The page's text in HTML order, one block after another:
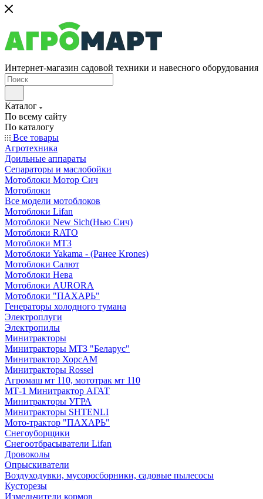
Интернет-магазин садовой техники и навесного оборудования
Каталог
По всему сайту
По каталогу
Все товары
Агротехника
Доильные аппараты
Сепараторы и маслобойки
Мотоблоки Мотор Сич
Мотоблоки
Все модели мотоблоков
Мотоблоки Lifan
Мотоблоки New Sich(Нью Сич)
Мотоблоки RATO
Мотоблоки МТЗ
Мотоблоки Yakama - (Ранее Krones)
Мотоблоки Салют
Мотоблоки Нева
Мотоблоки AURORA
Мотоблоки "ПАХАРЬ"
Генераторы холодного тумана
Электроплуги
Электропилы
Минитракторы
Минитракторы МТЗ "Беларус"
Минитрактор ХорсАМ
Минитракторы Rossel
Агромаш мт 110, мототрак мт 110
МТ-1 Минитрактор АГАТ
Минитракторы УГРА
Минитракторы SHTENLI
Мото-трактор "ПАХАРЬ"
Снегоуборщики
Снегоотбрасыватели Lifan
Дровоколы
Опрыскиватели
Воздуходувки, мусоросборники, cадовые пылесосы
Кусторезы
Измельчители кормов